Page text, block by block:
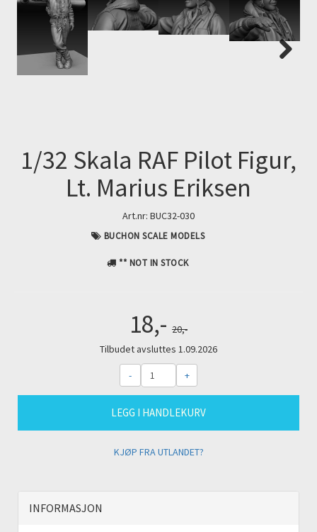
1/32 Skala RAF Pilot Figur,
Lt. Marius Eriksen
Art.nr: BUC32-030
BUCHON SCALE MODELS
** NOT IN STOCK
18,- 20,-
Tilbudet avsluttes 1.09.2026
- +
LEGG I HANDLEKURV
KJØP FRA UTLANDET?
INFORMASJON